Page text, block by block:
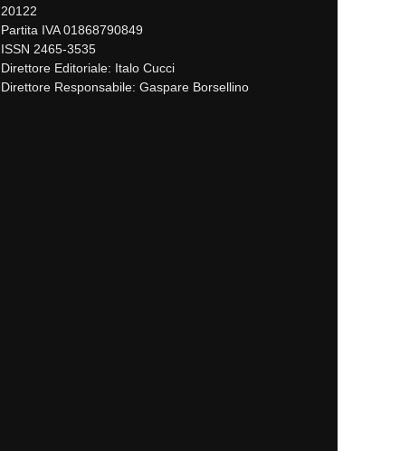
20122
Partita IVA 01868790849
ISSN 2465-3535
Direttore Editoriale: Italo Cucci
Direttore Responsabile: Gaspare Borsellino